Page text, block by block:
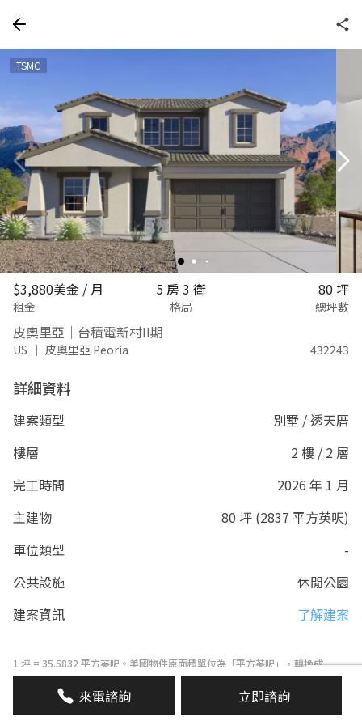
TSMC
$3,880美金 / 月
租金
5 房 3 衛
格局
80 坪
總坪數
皮奧里亞｜台積電新村II期
US ｜ 皮奧里亞 Peoria 432243
詳細資料
建案類型
別墅 / 透天厝
樓層
2 樓 / 2 層
完工時間
2026 年 1 月
主建物
80 坪 (2837 平方英呎)
車位類型
-
公共設施
休閒公園
建案資訊
了解建案
1 坪 = 35.5832 平方英呎。美國物件原面積單位為「平方英呎」，轉換成
「坪」會有些許落差。
本頁面所示租金為過往交易紀錄，歷史租金僅供參考之用，不構成任何租賃建
議或保證。房屋租金價格可能因匯率波動、經濟情勢、市場供需當時條件及個
來電諮詢 立即諮詢